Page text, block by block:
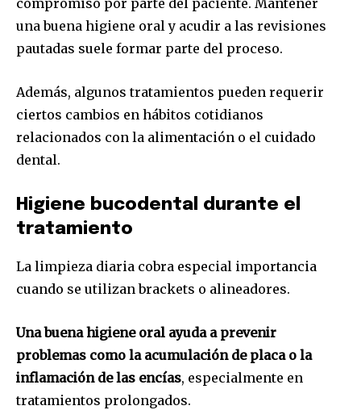
compromiso por parte del paciente. Mantener
una buena higiene oral y acudir a las revisiones
pautadas suele formar parte del proceso.
Además, algunos tratamientos pueden requerir
ciertos cambios en hábitos cotidianos
relacionados con la alimentación o el cuidado
dental.
Higiene bucodental durante el
tratamiento
La limpieza diaria cobra especial importancia
cuando se utilizan brackets o alineadores.
Una buena higiene oral ayuda a prevenir
problemas como la acumulación de placa o la
inflamación de las encías, especialmente en
tratamientos prolongados.